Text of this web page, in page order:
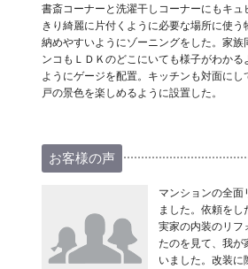
書斎コーナーと洗濯干しコーナーにもキュ
きり綺麗に片付くように必要な場所に使う
納めやすいようにゾーニングをした。家族
ンコもＬＤＫのどこにいても様子がわかる
ようにゲージを配置。キッチンも対面にし
戸の景色を楽しめるように設置した。
お客様の声
マンションの全面
ました。依頼をし
実家の内装のリフ
たのを見て、我が
いました。改装に